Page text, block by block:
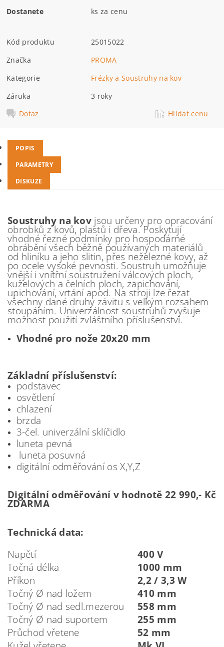
Dostanete ks za cenu
Kód produktu
25015022
Značka
PROMA
Kategorie
Frézky a Soustruhy na kov
Záruka
3 roky
Dotaz
Hlídat cenu
POPIS
PARAMETRY
DISKUZE
Soustruhy na kov jsou určeny pro opracování
obrobků z kovů, plastů i dřeva. Poskytují
vhodné řezné podmínky pro hospodárné
obrábění všech běžně používaných materiálů
od hliníku a jeho slitin, přes neželezné kovy, až
po ocele vysoké pevnosti. Soustruh umožňuje
vnější i vnitřní soustružení válcových ploch,
kuželových a čelních ploch, zapichování,
upichování, vrtání apod. Na stroji lze řezat
všechny dané druhy závitu s velkým rozsahem
stoupáním. Univerzálnost soustruhů zvyšuje
možnost použití zvláštního příslušenství.
Vhodné pro nože 20x20 mm
Základní příslušenství:
podstavec
osvětlení
chlazení
brzda
3-čel. univerzální sklíčidlo
luneta pevná
luneta posuvná
digitální odměřování os X,Y,Z
Digitální odměřování v hodnotě 22 990,- Kč
ZDARMA
Technická data:
Napětí
400 V
Točná délka
1000 mm
Příkon
2,2 / 3,3 W
Točný Ø nad ložem
410 mm
Točný Ø nad sedl.mezerou
558 mm
Točný Ø nad suportem
255 mm
Průchod vřetene
52 mm